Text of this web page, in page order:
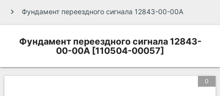
Фундамент переездного сигнала 12843-00-00А
Фундамент переездного сигнала 12843-
00-00А [110504-00057]
0